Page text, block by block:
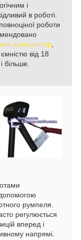
і
в роботі.
роботи
акумулятор
від 18
більше.
румпеля.
регулюється
вперед і
напрямі.